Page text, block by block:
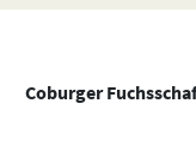
Coburger Fuchsschaf